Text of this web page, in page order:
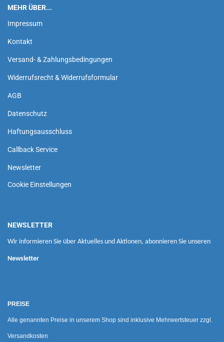
MEHR ÜBER...
Impressum
Kontakt
Versand- & Zahlungsbedingungen
Widerrufsrecht & Widerrufsformular
AGB
Datenschutz
Haftungsausschluss
Callback Service
Newsletter
Cookie Einstellungen
NEWSLETTER
Wir informieren Sie über Aktuelles und Aktionen, abonnieren Sie unseren
Newsletter
PREISE
Alle genannten Preise in unserem Shop sind inklusive Mehrwertsteuer zzgl.
Versandkosten